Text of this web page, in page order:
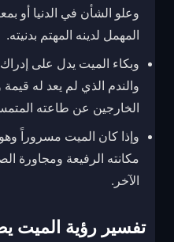
وعلو الشأن في الدنيا أو
المهمل لدينه المهتم بدنيته.
وبكاء الميت يدل على
والندم الذي لم يعد له قيمة
الخارجين عن طاعته
وإذا كان الميت مسروراً
مكانته الرفيعة ومجاورة
الآخر.
تفسير رؤية الميت